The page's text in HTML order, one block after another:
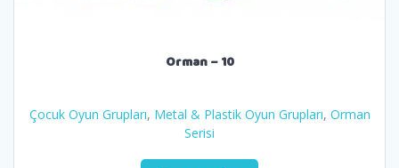
Orman – 10
Çocuk Oyun Grupları, Metal & Plastik Oyun Grupları, Orman
Serisi